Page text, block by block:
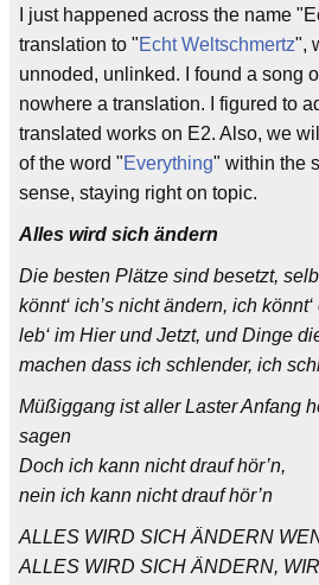
I just happened across the name
translation to "Echt Weltschmertz",
unnoded, unlinked. I found a song
nowhere a translation. I figured to
translated works on E2. Also, we
of the word "Everything" within the
sense, staying right on topic.
Alles wird sich ändern
Die besten Plätze sind besetzt,
könnt‘ ich’s nicht ändern, ich
leb‘ im Hier und Jetzt, und Dinge
machen dass ich schlender, ich
Müßiggang ist aller Laster Anfang
sagen
Doch ich kann nicht drauf hör’n,
nein ich kann nicht drauf hör’n
ALLES WIRD SICH ÄNDERN
ALLES WIRD SICH ÄNDERN,